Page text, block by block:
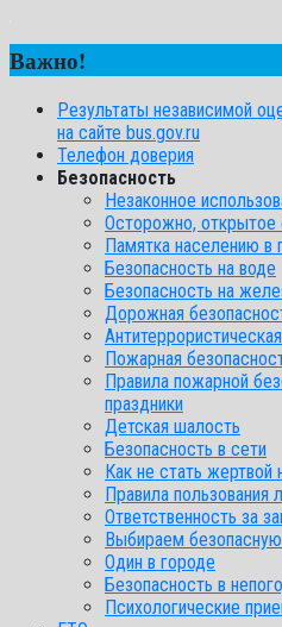
Важно!
Результаты независимой
на сайте bus.gov.ru
Телефон доверия
Безопасность
Незаконное
Осторожно, открытое
Памятка населению в
Безопасность на воде
Безопасность на
Дорожная
Пожарная
Правила пожарной
праздники
Детская шалость
Безопасность в сети
Как не стать жертвой
Правила пользования
Ответственность за
Выбираем
Один в городе
Безопасность в
Психологические